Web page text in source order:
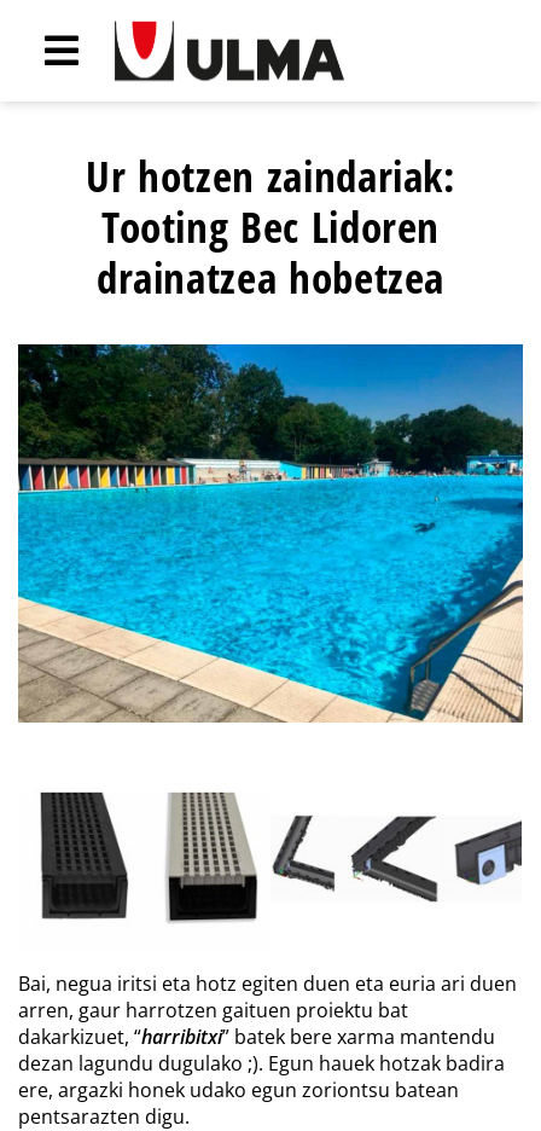
Ur hotzen zaindariak:
Tooting Bec Lidoren
drainatzea hobetzea
Bai, negua iritsi eta hotz egiten duen eta euria ari duen
arren, gaur harrotzen gaituen proiektu bat
dakarkizuet, “harribitxi” batek bere xarma mantendu
dezan lagundu dugulako ;). Egun hauek hotzak badira
ere, argazki honek udako egun zoriontsu batean
pentsarazten digu.